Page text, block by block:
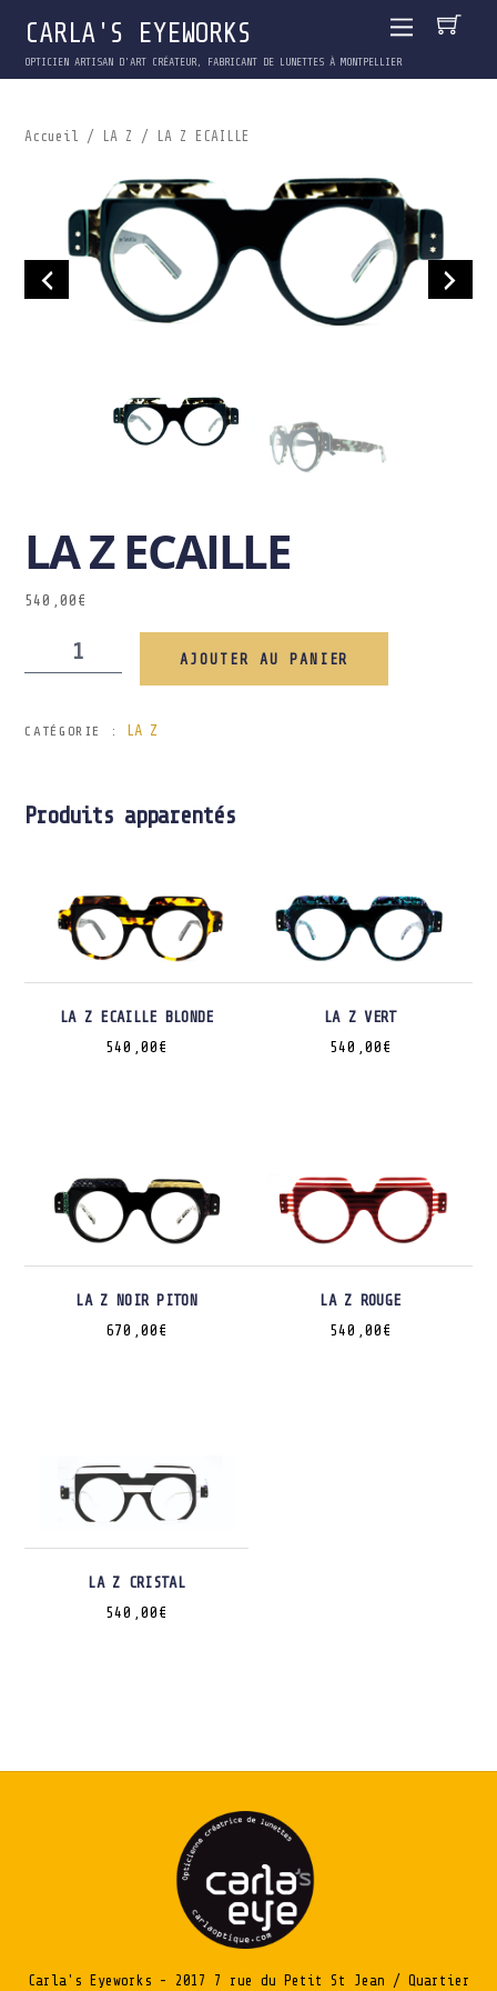
CARLA'S EYEWORKS
OPTICIEN ARTISAN D'ART CRÉATEUR, FABRICANT DE LUNETTES À MONTPELLIER
Accueil / LA Z / LA Z ECAILLE
LA Z ECAILLE
540,00 €
AJOUTER AU PANIER
CATÉGORIE : LA Z
Produits apparentés
LA Z ECAILLE BLONDE
540,00 €
LA Z VERT
540,00 €
LA Z NOIR PITON
670,00 €
LA Z ROUGE
540,00 €
LA Z CRISTAL
540,00 €
Carla's Eyeworks - 2017 7 rue du Petit St Jean / Quartier